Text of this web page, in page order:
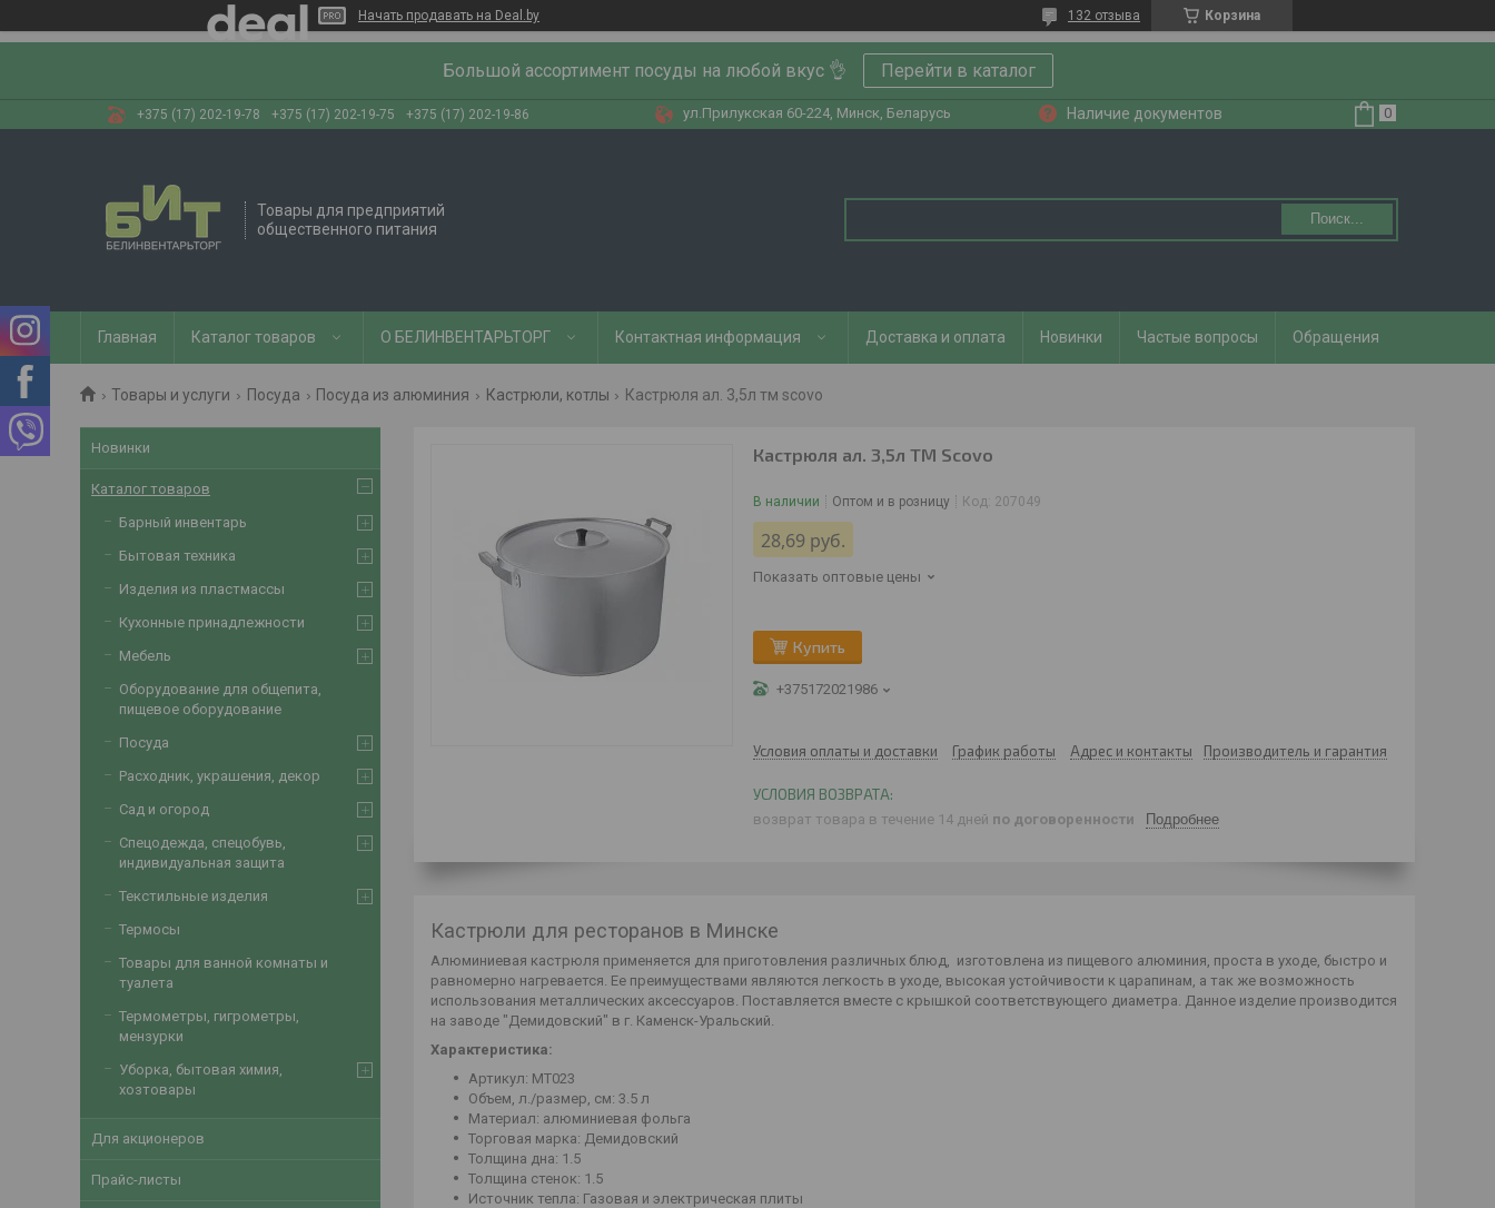
Начать продавать на Deal.by Корзина
132 отзыва
Большой ассортимент посуды на любой вкус 👌 Перейти в каталог
+375 (17) 202-19-78 +375 (17) 202-19-75 +375 (17) 202-19-86 ул.Прилукская 60-224, Минск, Беларусь Наличие документов
Товары для предприятий
общественного питания
Поиск...
Главная Каталог товаров О БЕЛИНВЕНТАРЬТОРГ Контактная информация Доставка и оплата Новинки Частые вопросы Обращения
Товары и услуги Посуда Посуда из алюминия Кастрюли, котлы Кастрюля ал. 3,5л тм scovo
Кастрюля ал. 3,5л ТМ Scovo
В наличии Оптом и в розницу Код: 207049
28,69 руб.
Показать оптовые цены
Купить
+375172021986
Условия оплаты и доставки График работы Адрес и контакты Производитель и гарантия
возврат товара в течение 14 дней по договоренности Подробнее
Кастрюли для ресторанов в Минске
Алюминиевая кастрюля применяется для приготовления различных блюд, изготовлена из пищевого алюминия, проста в уходе, быстро и
равномерно нагревается. Ее преимуществами являются легкость в уходе, высокая устойчивости к царапинам, а так же возможность
использования металлических аксессуаров. Поставляется вместе с крышкой соответствующего диаметра. Данное изделие производится
на заводе "Демидовский" в г. Каменск-Уральский.
Характеристика:
Артикул: МТ023
Объем, л./размер, см: 3.5 л
Материал: алюминиевая фольга
Торговая марка: Демидовский
Толщина дна: 1.5
Толщина стенок: 1.5
Источник тепла: Газовая и электрическая плиты
Новинки
Каталог товаров
Барный инвентарь
Бытовая техника
Изделия из пластмассы
Кухонные принадлежности
Мебель
Оборудование для общепита,
пищевое оборудование
Посуда
Расходник, украшения, декор
Сад и огород
Спецодежда, спецобувь,
индивидуальная защита
Текстильные изделия
Термосы
Товары для ванной комнаты и
туалета
Термометры, гигрометры,
мензурки
Уборка, бытовая химия,
хозтовары
Для акционеров
Прайс-листы